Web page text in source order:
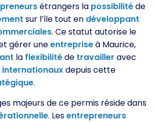
étrangers la possibilitéde
sur l’île tout en développant
. Ce statut autorise le
gérer uneentrepriseà Maurice,
la flexibilitéde travailler avec
internationauxdepuis cette
.
majeurs de ce permis réside dans
. Lesentrepreneurs